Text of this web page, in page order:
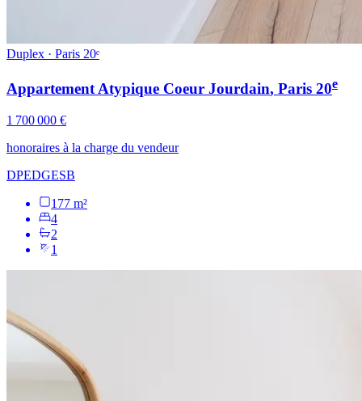
Duplex · Paris 20ᵉ
Appartement Atypique Coeur Jourdain, Paris 20e
1 700 000 €
honoraires à la charge du vendeur
DPEDGESB
177 m²
4
2
1